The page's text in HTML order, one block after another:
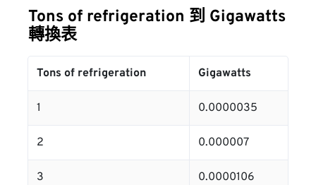
Tons of refrigeration 到 Gigawatts
轉換表
Tons of refrigeration Gigawatts
1 0.0000035
2 0.000007
3 0.0000106